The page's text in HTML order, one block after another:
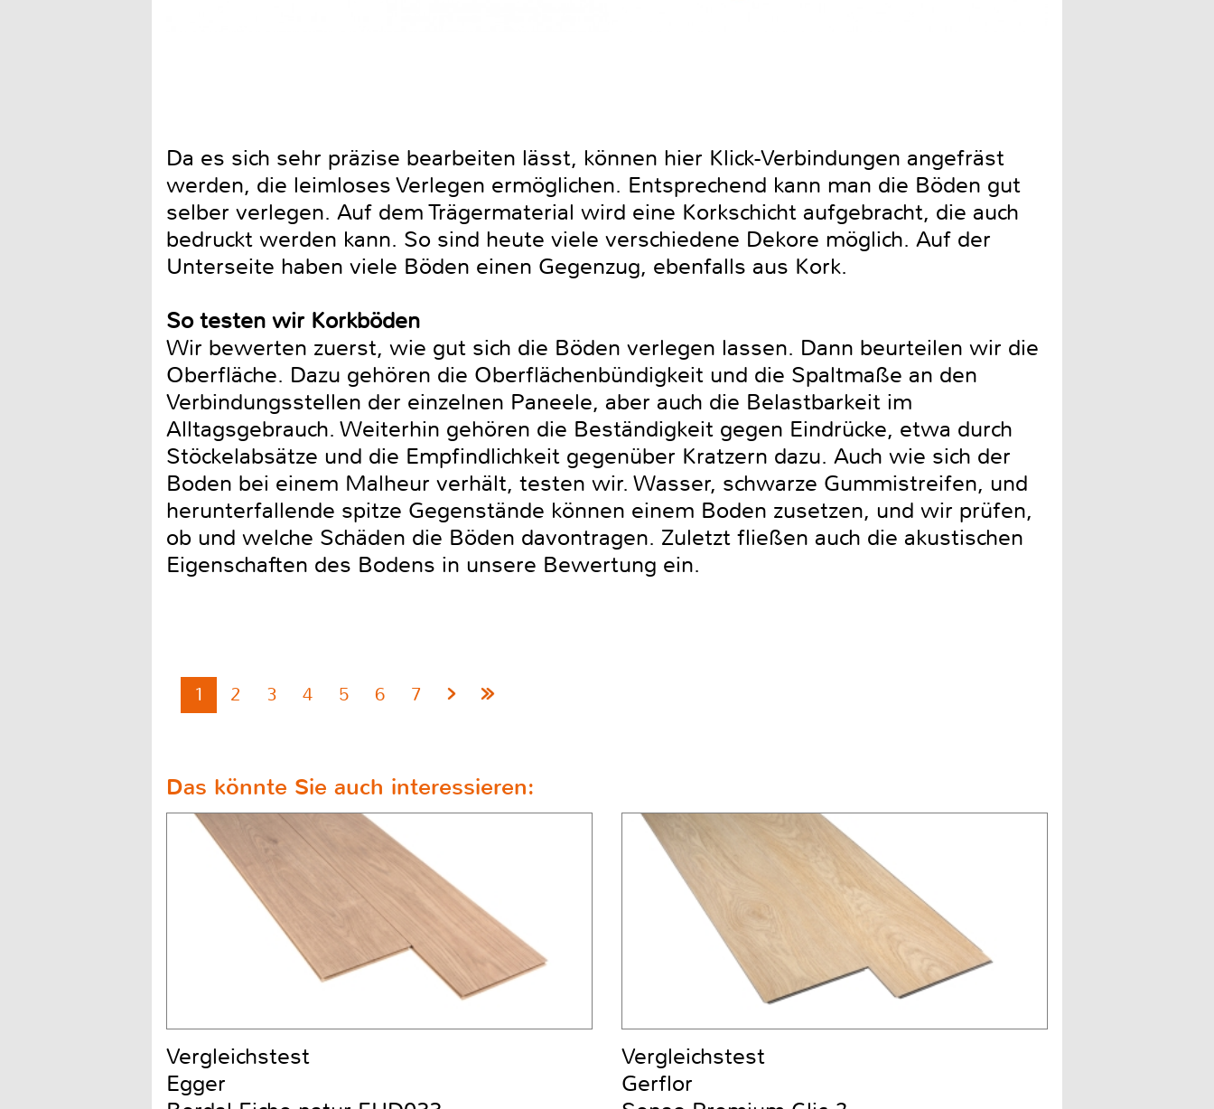
Da es sich sehr präzise bearbeiten lässt, können hier Klick-Verbindungen angefräst
werden, die leimloses Verlegen ermöglichen. Entsprechend kann man die Böden gut
selber verlegen. Auf dem Trägermaterial wird eine Korkschicht aufgebracht, die auch
bedruckt werden kann. So sind heute viele verschiedene Dekore möglich. Auf der
Unterseite haben viele Böden einen Gegenzug, ebenfalls aus Kork.
So testen wir Korkböden
Wir bewerten zuerst, wie gut sich die Böden verlegen lassen. Dann beurteilen wir die
Oberfläche. Dazu gehören die Oberflächenbündigkeit und die Spaltmaße an den
Verbindungsstellen der einzelnen Paneele, aber auch die Belastbarkeit im
Alltagsgebrauch. Weiterhin gehören die Beständigkeit gegen Eindrücke, etwa durch
Stöckelabsätze und die Empfindlichkeit gegenüber Kratzern dazu. Auch wie sich der
Boden bei einem Malheur verhält, testen wir. Wasser, schwarze Gummistreifen, und
herunterfallende spitze Gegenstände können einem Boden zusetzen, und wir prüfen,
ob und welche Schäden die Böden davontragen. Zuletzt fließen auch die akustischen
Eigenschaften des Bodens in unsere Bewertung ein.
1 2 3 4 5 6 7
Das könnte Sie auch interessieren:
Vergleichstest
Egger
Vergleichstest
Gerflor